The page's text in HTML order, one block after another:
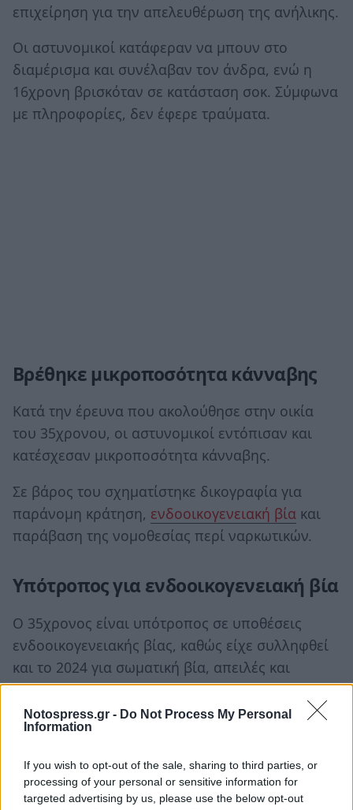
Notospress.gr - Do Not Process My Personal
Information
If you wish to opt-out of the sale, sharing to third parties, or
processing of your personal or sensitive information for
targeted advertising by us, please use the below opt-out
επιχείρηση για την απελευθέρωση της ανήλικης.
Οι αστυνομικοί κατάφεραν να μπουν στο
διαμέρισμα και συνέλαβαν τον άνδρα, ενώ η
16χρονη βρισκόταν σε κατάσταση σοκ. Σύμφωνα
με πληροφορίες, δεν έφερε τραύματα.
Βρέθηκε μικροποσότητα κάνναβης
Κατά την έρευνα που ακολούθησε στην οικία
του 35χρονου, οι αστυνομικοί εντόπισαν και
κατέσχεσαν μικροποσότητα κάνναβης.
Σε βάρος του σχηματίστηκε δικογραφία για
παράνομη κράτηση, ενδοοικογενειακή βία και
παράβαση της νομοθεσίας περί ναρκωτικών.
Υπότροπος για ενδοοικογενειακή βία
Ο 35χρονος είναι υπότροπος σε υποθέσεις
ενδοοικογενειακής βίας, καθώς είχε συλληφθεί
και το 2024 για σωματική βία, απειλές και
εξύβριση σε βάρος πρώην συντρόφου του.
Ο συλληφθείς οδηγήθηκε στον Εισαγγελέα
Ακολουθήστε τοnotospress.grστο Google News και
μάθετε πρώτοιόλες τις ειδήσεις